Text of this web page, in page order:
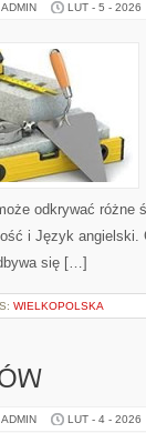
LUT - 5 - 2026
odkrywać różne
i Język angielski.
się […]
WIELKOPOLSKA
LUT - 4 - 2026